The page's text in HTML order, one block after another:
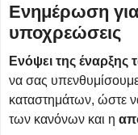
Ενημέρωση για
υποχρεώσεις
Ενόψει της
να σας υπενθυμίσουμε
καταστημάτων, ώστε
των κανόνων και η